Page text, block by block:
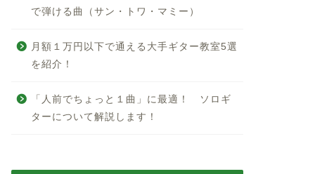
で弾ける曲（サン・トワ・マミー）
月額１万円以下で通える大手ギター教室5選
を紹介！
「人前でちょっと１曲」に最適！ ソロギ
ターについて解説します！